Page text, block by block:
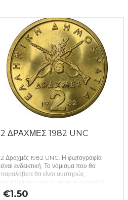
2 ΔΡΑΧΜΕΣ 1982 UNC
2 Δραχμές 1982 UNC. Η φωτογραφία
είναι ενδεικτική. Το νόμισμα που θα
παραλάβετε θα είναι αυστηρώς
ακυκλοφόρητο από μασούρι τραπέζης.
(Κωδ: 141)
€1.50